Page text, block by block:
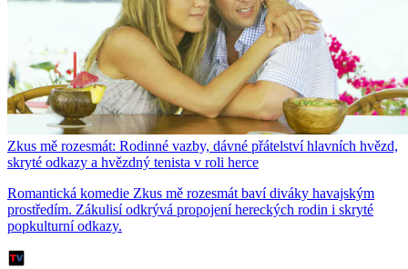
Zkus mě rozesmát: Rodinné vazby, dávné přátelství hlavních hvězd,
skryté odkazy a hvězdný tenista v roli herce
Romantická komedie Zkus mě rozesmát baví diváky havajským
prostředím. Zákulisí odkrývá propojení hereckých rodin i skryté
popkulturní odkazy.